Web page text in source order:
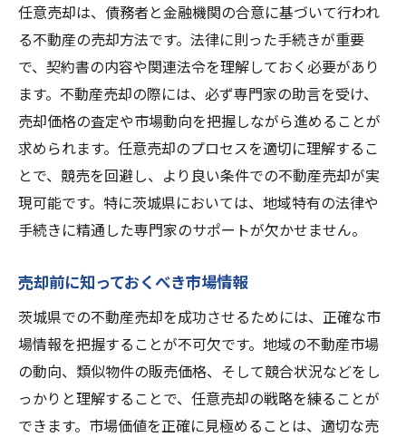
任意売却は、債務者と金融機関の合意に基づいて行われ
る不動産の売却方法です。法律に則った手続きが重要
で、契約書の内容や関連法令を理解しておく必要があり
ます。不動産売却の際には、必ず専門家の助言を受け、
売却価格の査定や市場動向を把握しながら進めることが
求められます。任意売却のプロセスを適切に理解するこ
とで、競売を回避し、より良い条件での不動産売却が実
現可能です。特に茨城県においては、地域特有の法律や
手続きに精通した専門家のサポートが欠かせません。
売却前に知っておくべき市場情報
茨城県での不動産売却を成功させるためには、正確な市
場情報を把握することが不可欠です。地域の不動産市場
の動向、類似物件の販売価格、そして競合状況などをし
っかりと理解することで、任意売却の戦略を練ることが
できます。市場価値を正確に見極めることは、適切な売